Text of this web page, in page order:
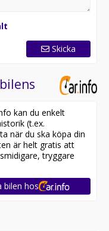
Skicka
kan du enkelt
(t.ex.
när du ska köpa din
är helt gratis att
tryggare
bilen hos